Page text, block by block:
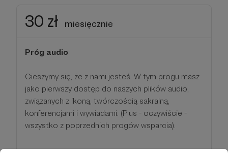
30 zł miesięcznie
Próg audio
Cieszymy się, że z nami jesteś. W tym progu masz
jako pierwszy dostęp do naszych plików audio,
związanych z ikoną, twórczością sakralną,
konferencjami i wywiadami. (Plus - oczywiście -
wszystko z poprzednich progów wsparcia).